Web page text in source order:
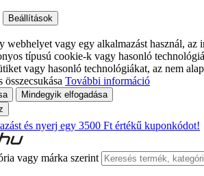
Beállítások
webhelyet vagy egy alkalmazást használ,
típusú cookie-k vagy hasonló
vagy hasonló technológiákat, az nem
összecsukása További információ
Mindegyik elfogadása
és nyerj egy 3500 Ft értékű kuponkódot!
vagy márka szerint